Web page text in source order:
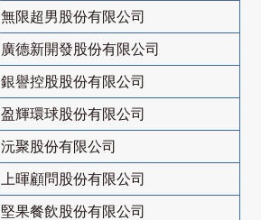
無限超男股份有限公司
廣德新開發股份有限公司
銀譽控股股份有限公司
盈輝環球股份有限公司
沅聚股份有限公司
上暉顧問股份有限公司
堅果餐飲股份有限公司